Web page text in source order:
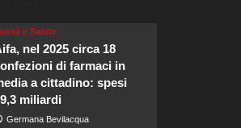
e Salute
nel 2025 circa 18
di farmaci in
a cittadino: spesi
miliardi
Germana Bevilacqua